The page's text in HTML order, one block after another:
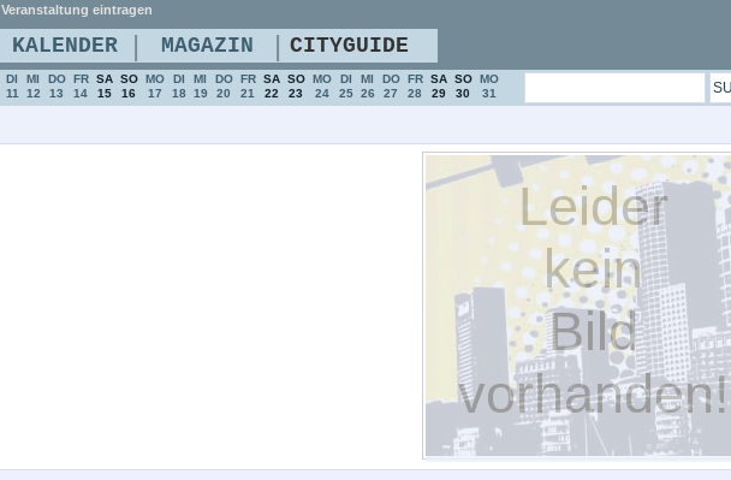
Leider
kein
Bild
vorhanden!
Veranstaltung eintragen
KALENDER | MAGAZIN | CITYGUIDE
DI
11
MI
12
DO
13
FR
14
SA
15
SO
16
MO
17
DI
18
MI
19
DO
20
FR
21
SA
22
SO
23
MO
24
DI
25
MI
26
DO
27
FR
28
SA
29
SO
30
MO
31